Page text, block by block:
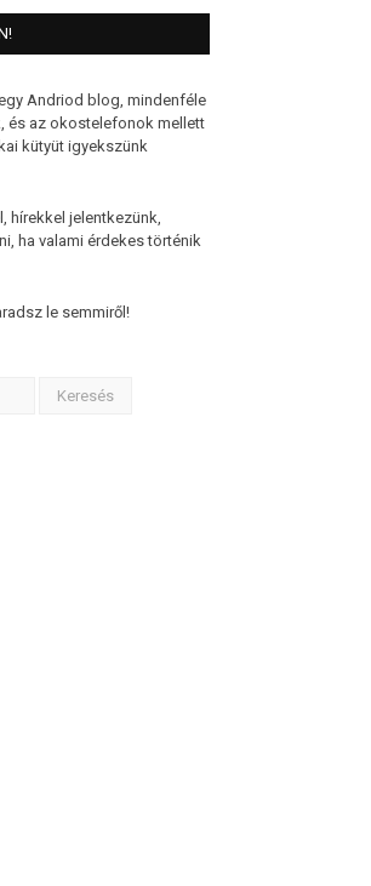
Andriod blog, mindenféle
és az okostelefonok mellett
kütyüt igyekszünk
hírekkel jelentkezünk,
ha valami érdekes történik
le semmiről!